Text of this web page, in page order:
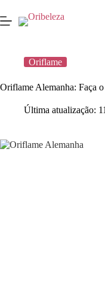
para
o
Oriflame
Oriflame Alemanha: Faça
Última atualização: